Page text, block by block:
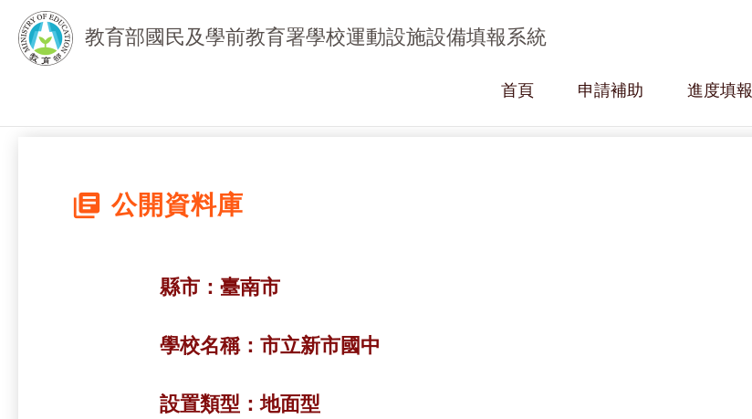
教育部國民及學前教育署學校運動設施設備填報系統
首頁 申請補助 進度填報
library_books 公開資料庫
縣市： 臺南市
學校名稱： 市立新市國中
設置類型：地面型